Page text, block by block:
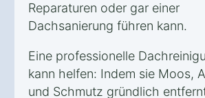
Reparaturen oder gar einer
Dachsanierung führen kann.
Eine professionelle
kann helfen: Indem sie Moos,
und Schmutz gründlich